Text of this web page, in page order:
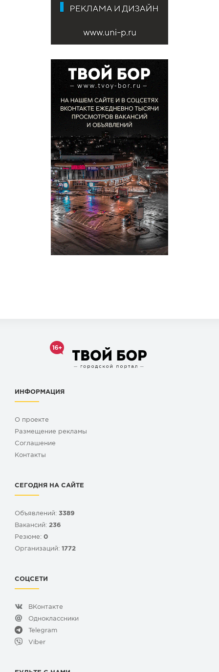
ИНФОРМАЦИЯ
О проекте
Размещение рекламы
Cоглашение
Контакты
СЕГОДНЯ НА САЙТЕ
Объявлений: 3389
Вакансий: 236
Резюме: 0
Организаций: 1772
СОЦСЕТИ
ВКонтакте
Одноклассники
Telegram
Viber